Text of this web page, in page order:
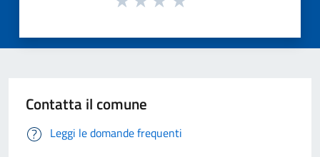
Contatta il comune
Leggi le domande frequenti